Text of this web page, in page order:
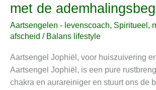
met de
Aartsengelen - levenscoach, Spiritueel,
afscheid / Balans lifestyle
Aartsengel Jophiël, voor huiszuivering
Aartsengel Jophiël, is een pure
chakra en aurareiniger en stuurt ons de
de
huiszuivering
met
salie,
voor
stressontlading,